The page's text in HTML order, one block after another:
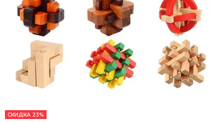
СКИДКА 23%